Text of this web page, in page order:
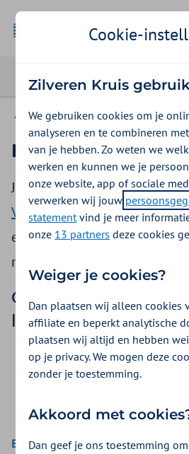
Vergoedingen
Krijg ik een
Ja, alleen met hetExtra
Vitaal pakketkrijg je een
eenvoudige
rollator.
Onder eenvoudige
loophulpmiddelen
Rollator
Krukken
Vierpoot wandelstok
Bekijk de vergoeding voor een
Cookie-
Zilveren Kruis
We gebruiken cookies om je
analyseren en te combineren
van je hebben. Zo weten we
werken en kunnen we je
onze website, app of sociale
verwerken wij jouw
statementvind je meer
onze 13 partners deze cookies
Weiger je cookies?
Dan plaatsen wij alleen cookies
affiliate en beperkt analytische
plaatsen wij altijd en hebben
op je privacy. We mogen deze
zonder je toestemming.
Akkoord met
Dan geef je ons toestemming